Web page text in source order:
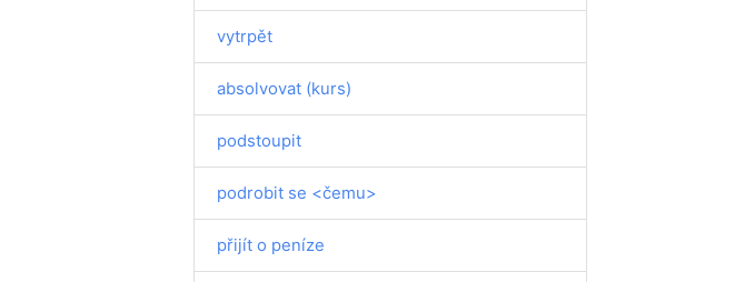
vytrpět
absolvovat (kurs)
podstoupit
podrobit se <čemu>
přijít o peníze